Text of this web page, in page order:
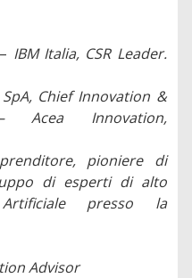
– IBM Italia, CSR Leader.
SpA, Chief Innovation &
Acea Innovation,
pioniere di
di esperti di alto
Artificiale presso la
Advisor